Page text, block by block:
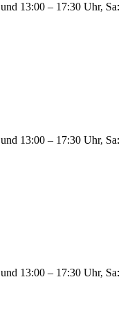
13:00 – 17:30 Uhr, Sa:
13:00 – 17:30 Uhr, Sa:
13:00 – 17:30 Uhr, Sa: